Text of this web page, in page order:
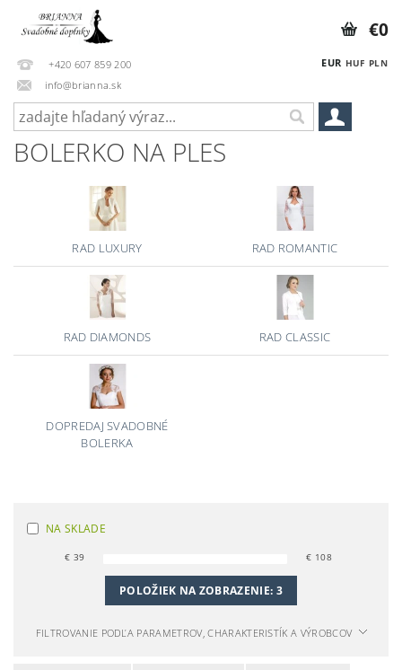
+420 607 859 200
info@brianna.sk
EUR HUF PLN
€0
BOLERKO NA PLES
RAD LUXURY RAD ROMANTIC
RAD DIAMONDS RAD CLASSIC
DOPREDAJ SVADOBNÉ
BOLERKA
NA SKLADE
€ 39 € 108
POLOŽIEK NA ZOBRAZENIE: 3
FILTROVANIE PODĽA PARAMETROV, CHARAKTERISTÍK A VÝROBCOV